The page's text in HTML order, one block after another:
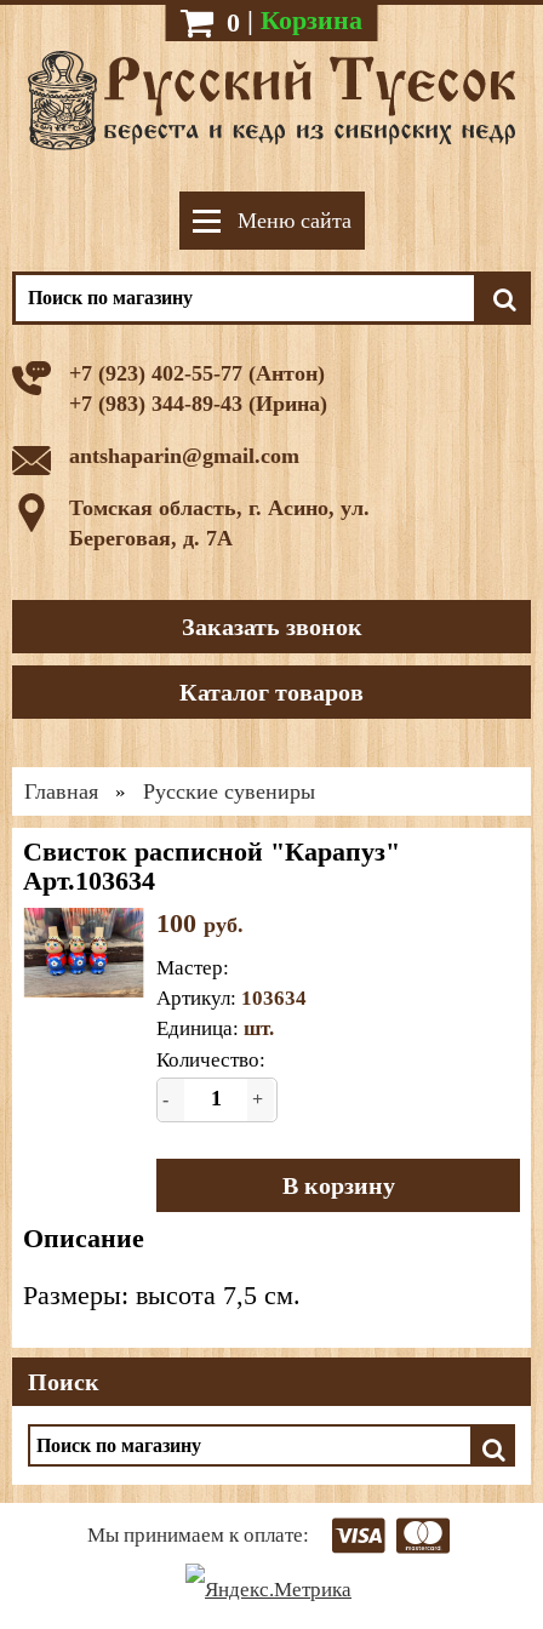
0 | Корзина
Меню сайта
+7 (923) 402-55-77 (Антон)
+7 (983) 344-89-43 (Ирина)
antshaparin@gmail.com
Томская область, г. Асино, ул.
Береговая, д. 7А
Заказать звонок
Каталог товаров
Главная » Русские сувениры
Свисток расписной "Карапуз"
Арт.103634
100 руб.
Мастер:
Артикул: 103634
Единица: шт.
Количество:
- +
В корзину
Описание
Размеры: высота 7,5 см.
Поиск
Мы принимаем к оплате: